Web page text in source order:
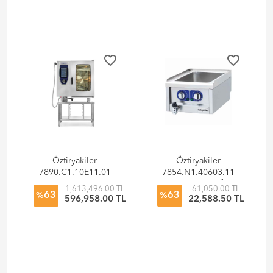
favorite_border
Öztiryakiler
7890.C1.10E11.01
Konveksiyonlu
Kombi Fırın Elektrikli
10xGN 1/1 Kızaklı
%63
1,613,496.00 TL
596,958.00 TL
favorite_border
Öztiryakiler
7854.N1.40603.11
Bain Marie Set Üstü
600 Seri Elektrikli
40x60x26-Gn Kaplar
%63
61,050.00 TL
22,588.50 TL